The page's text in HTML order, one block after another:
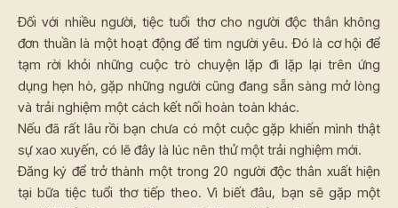
Đối với nhiều người, tiệc tuổi thơ cho người độc thân không
đơn thuần là một hoạt động để tìm người yêu. Đó là cơ hội để
tạm rời khỏi những cuộc trò chuyện lặp đi lặp lại trên ứng
dụng hẹn hò, gặp những người cũng đang sẵn sàng mở lòng
và trải nghiệm một cách kết nối hoàn toàn khác.
Nếu đã rất lâu rồi bạn chưa có một cuộc gặp khiến mình thật
sự xao xuyến, có lẽ đây là lúc nên thử một trải nghiệm mới.
Đăng ký để trở thành một trong 20 người độc thân xuất hiện
tại bữa tiệc tuổi thơ tiếp theo. Vì biết đâu, bạn sẽ gặp một